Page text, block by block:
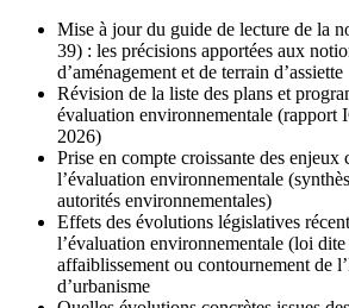
Mise à jour du guide de lecture de la
39) : les précisions apportées aux
d’aménagement et de terrain d’assiette
Révision de la liste des plans et
évaluation environnementale (rapport
2026)
Prise en compte croissante des enjeux
l’évaluation environnementale
autorités environnementales)
Effets des évolutions législatives
l’évaluation environnementale (loi
affaiblissement ou contournement de
d’urbanisme